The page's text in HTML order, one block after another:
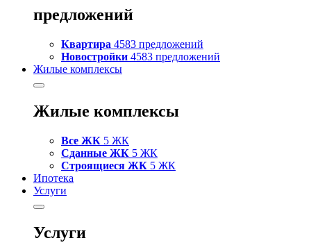
предложений
Квартира 4583 предложений
Новостройки 4583 предложений
Жилые комплексы
Жилые комплексы
Все ЖК 5 ЖК
Сданные ЖК 5 ЖК
Строящиеся ЖК 5 ЖК
Ипотека
Услуги
Услуги